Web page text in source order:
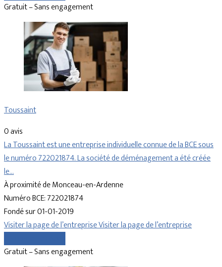
Gratuit – Sans engagement
Toussaint
0 avis
La Toussaint est une entreprise individuelle connue de la BCE sous
le numéro 722021874. La société de déménagement a été créée
le…
À proximité de Monceau-en-Ardenne
Numéro BCE: 722021874
Fondé sur 01-01-2019
Visiter la page de l’entrepriseVisiter la page de l’entreprise
Gratuit – Sans engagement